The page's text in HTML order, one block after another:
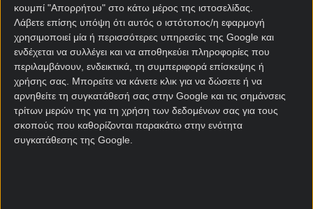
κουμπί "Απορρήτου" στο κάτω μέρος της ιστοσελίδας.
Λάβετε επίσης υπόψη ότι αυτός ο ιστότοπος/η εφαρμογή
χρησιμοποιεί μία ή περισσότερες υπηρεσίες της Google και
ενδέχεται να συλλέγει και να αποθηκεύει πληροφορίες που
περιλαμβάνουν, ενδεικτικά, τη συμπεριφορά επίσκεψης ή
χρήσης σας. Μπορείτε να κάνετε κλικ για να δώσετε ή να
αρνηθείτε τη συγκατάθεσή σας στην Google και τις σημάνσεις
τρίτων μερών της για τη χρήση των δεδομένων σας για τους
σκοπούς που καθορίζονται παρακάτω στην ενότητα
συγκατάθεσης της Google.
κλασικές υπερδυνάμεις της ηπείρου μας.
Η Ελβετία πέτυχε την μεγαλύτερη έκπληξη του
EURO. Οχι μόνο γιατί απέκλεισε την παγκόσμια
πρωταθλήτρια Γαλλία αλλά κυρίως για τον τρόπο με
τον οποίο το έκανε. Στο τελευταίο 10λεπτο αν και
έχανε με δύο γκολ διαφορά, βρήκε την ψυχή να
παλέψει και δικαιώθηκε στη διαδικασία των
πέναλτι.